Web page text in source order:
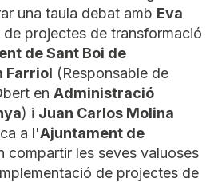
una taula debat amb Eva
de projectes de transformació
de Sant Boi de
Farriol (Responsable de
en Administració
) i Juan Carlos Molina
a l'Ajuntament de
compartir les seves valuoses
de projectes de